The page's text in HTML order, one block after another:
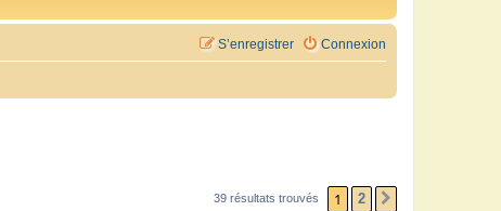
Connexion
S’enregistrer
39 résultats trouvés 1 2